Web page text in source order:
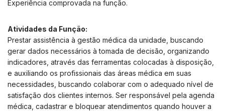
Experiência comprovada na função.
Atividades da Função:
Prestar assistência à gestão médica da unidade, buscando
gerar dados necessários à tomada de decisão, organizando
indicadores, através das ferramentas colocadas à disposição,
e auxiliando os profissionais das áreas médica em suas
necessidades, buscando colaborar com o adequado nível de
satisfação dos clientes internos. Ser responsável pela agenda
médica, cadastrar e bloquear atendimentos quando houver a